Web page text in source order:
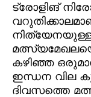
ട്രോളിങ്
മത്സ്യമേഖലയെ
കഴിഞ്ഞ
ഇന്ധന വില
ദിവസത്തെ